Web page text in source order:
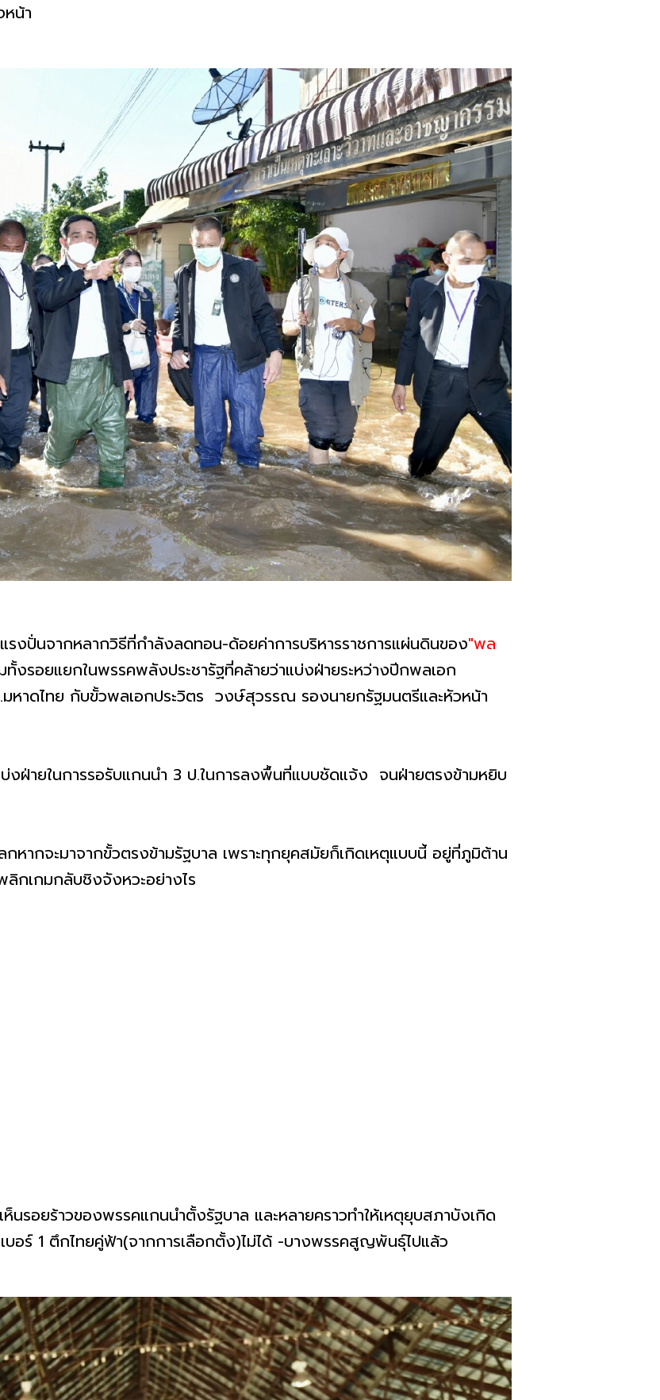
น้า
รงปั่นจากหลากวิธีที่กำลังลดทอน-ด้อยค่าการบริหารราชการแผ่นดินของ"พล
ทั้งรอยแยกในพรรคพลังประชารัฐที่คล้ายว่าแบ่งฝ่ายระหว่างปีกพลเอก
หาดไทย กับขั้วพลเอกประวิตร วงษ์สุวรรณ รองนายกรัฐมนตรีและหัวหน้า
ฝ่ายในการรอรับแกนนำ 3 ป.ในการลงพื้นที่แบบชัดแจ้ง จนฝ่ายตรงข้ามหยิบ
กหากจะมาจากขั้วตรงข้ามรัฐบาล เพราะทุกยุคสมัยก็เกิดเหตุแบบนี้ อยู่ที่ภูมิต้าน
พลิกเกมกลับชิงจังหวะอย่างไร
รอยร้าวของพรรคแกนนำตั้งรัฐบาล และหลายคราวทำให้เหตุยุบสภาบังเกิด
บอร์ 1 ตึกไทยคู่ฟ้า(จากการเลือกตั้ง)ไม่ได้ -บางพรรคสูญพันธุ์ไปแล้ว